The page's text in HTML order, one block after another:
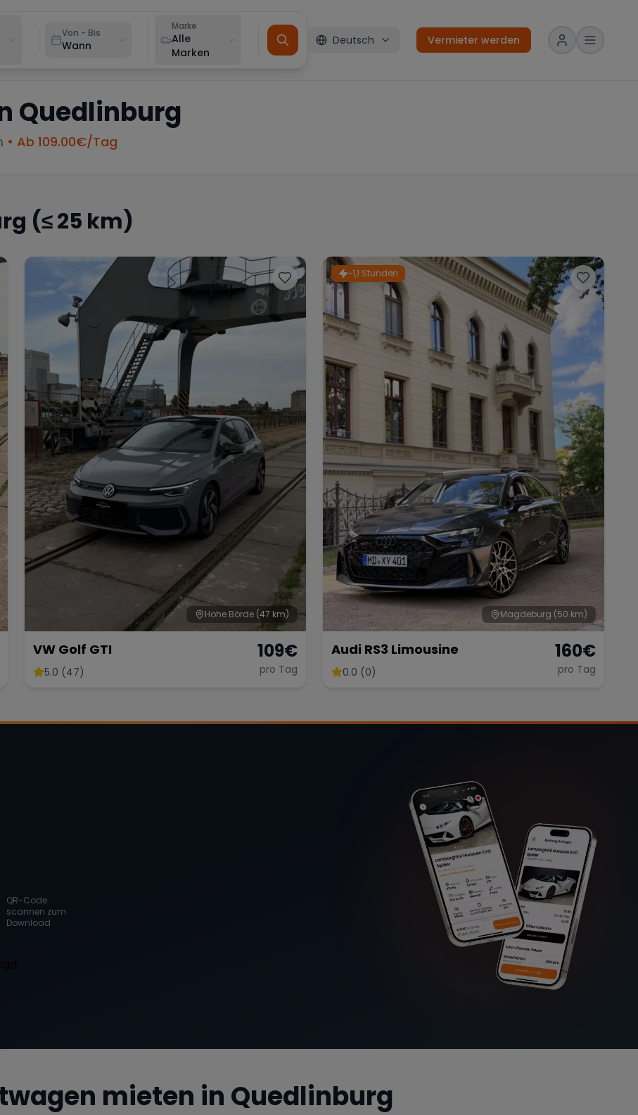
Von - Bis
Wann
Marke
Alle
Marken
Deutsch Vermieter werden
Quedlinburg
• Ab 109.00€/Tag
(≤ 25 km)
Hohe Börde (47 km)
VW Golf GTI
5.0 (47)
109€
pro Tag
~1,1 Stunden
Magdeburg (50 km)
Audi RS3 Limousine
0.0 (0)
160€
pro Tag
QR-Code
scannen zum
Download
mieten in Quedlinburg